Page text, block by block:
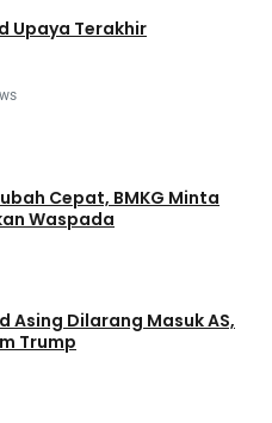
Upaya Terakhir
Cepat, BMKG Minta
Waspada
Asing Dilarang Masuk AS,
Trump